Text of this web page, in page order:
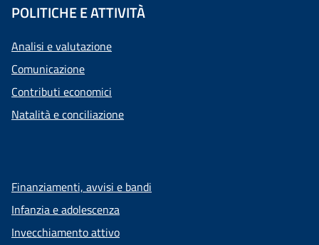
POLITICHE E ATTIVITÀ
Analisi e valutazione
Comunicazione
Contributi economici
Natalità e conciliazione
Finanziamenti, avvisi e bandi
Infanzia e adolescenza
Invecchiamento attivo